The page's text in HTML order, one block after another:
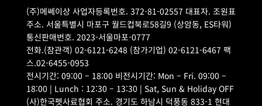
(주)메쎄이상 사업자등록번호. 372-81-02557 대표자. 조원표
주소. 서울특별시 마포구 월드컵북로58길9 (상암동, ES타워)
통신판매번호. 2023-서울마포-0777
전화.(참관객) 02-6121-6248 (참가기업) 02-6121-6467 팩
스.02-6455-0953
전시기간: 09:00 – 18:00 비전시기간: Mon – Fri. 09:00 –
18:00 | Lunch : 12:30 – 13:30 | Sat, Sun & Holiday OFF
(사)한국펫사료협회 주소. 경기도 하남시 덕풍동 833-1 현대